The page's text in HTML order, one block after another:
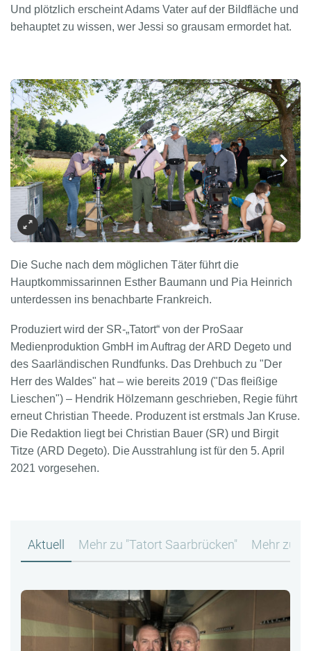
Und plötzlich erscheint Adams Vater auf der Bildfläche und
behauptet zu wissen, wer Jessi so grausam ermordet hat.
Die Suche nach dem möglichen Täter führt die
Hauptkommissarinnen Esther Baumann und Pia Heinrich
unterdessen ins benachbarte Frankreich.
Produziert wird der SR-„Tatort“ von der ProSaar
Medienproduktion GmbH im Auftrag der ARD Degeto und
des Saarländischen Rundfunks. Das Drehbuch zu "Der
Herr des Waldes" hat – wie bereits 2019 ("Das fleißige
Lieschen") – Hendrik Hölzemann geschrieben, Regie führt
erneut Christian Theede. Produzent ist erstmals Jan Kruse.
Die Redaktion liegt bei Christian Bauer (SR) und Birgit
Titze (ARD Degeto). Die Ausstrahlung ist für den 5. April
2021 vorgesehen.
Aktuell Mehr zu "Tatort Saarbrücken" Mehr zu